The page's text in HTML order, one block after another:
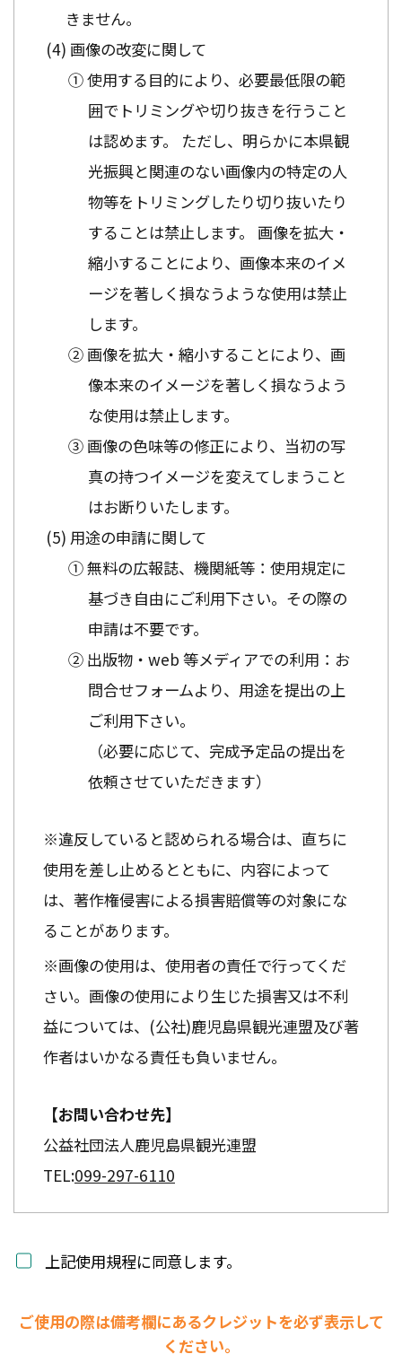
きません。
画像の改変に関して
① 使用する目的により、必要最低限の範
囲でトリミングや切り抜きを行うこと
は認めます。 ただし、明らかに本県観
光振興と関連のない画像内の特定の人
物等をトリミングしたり切り抜いたり
することは禁止します。 画像を拡大・
縮小することにより、画像本来のイメ
ージを著しく損なうような使用は禁止
します。
② 画像を拡大・縮小することにより、画
像本来のイメージを著しく損なうよう
な使用は禁止します。
③ 画像の色味等の修正により、当初の写
真の持つイメージを変えてしまうこと
はお断りいたします。
用途の申請に関して
① 無料の広報誌、機関紙等：使用規定に
基づき自由にご利用下さい。その際の
申請は不要です。
② 出版物・web 等メディアでの利用：お
問合せフォームより、用途を提出の上
ご利用下さい。
（必要に応じて、完成予定品の提出を
依頼させていただきます）
※違反していると認められる場合は、直ちに
使用を差し止めるとともに、内容によって
は、著作権侵害による損害賠償等の対象にな
ることがあります。
※画像の使用は、使用者の責任で行ってくだ
さい。画像の使用により生じた損害又は不利
益については、(公社)鹿児島県観光連盟及び著
作者はいかなる責任も負いません。
【お問い合わせ先】
公益社団法人鹿児島県観光連盟
TEL:099-297-6110
上記使用規程に同意します。
ご使用の際は備考欄にあるクレジットを必ず表示して
ください。